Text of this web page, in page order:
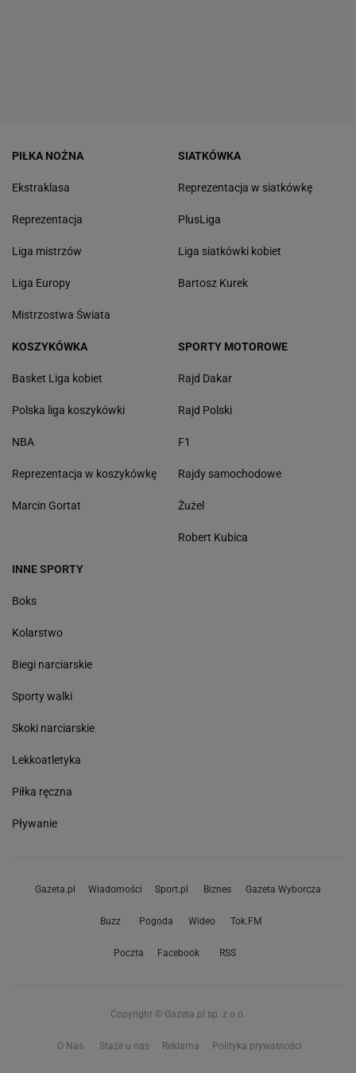
PIŁKA NOŻNA
Ekstraklasa
Reprezentacja
Liga mistrzów
Liga Europy
Mistrzostwa Świata
SIATKÓWKA
Reprezentacja w siatkówkę
PlusLiga
Liga siatkówki kobiet
Bartosz Kurek
KOSZYKÓWKA
Basket Liga kobiet
Polska liga koszykówki
NBA
Reprezentacja w koszykówkę
Marcin Gortat
SPORTY MOTOROWE
Rajd Dakar
Rajd Polski
F1
Rajdy samochodowe
Żużel
Robert Kubica
INNE SPORTY
Boks
Kolarstwo
Biegi narciarskie
Sporty walki
Skoki narciarskie
Lekkoatletyka
Piłka ręczna
Pływanie
Gazeta.pl Wiadomości Sport.pl Biznes Gazeta Wyborcza
Buzz Pogoda Wideo Tok.FM
Poczta Facebook RSS
Copyright © Gazeta.pl sp. z o.o.
O Nas Staże u nas Reklama Polityka prywatności